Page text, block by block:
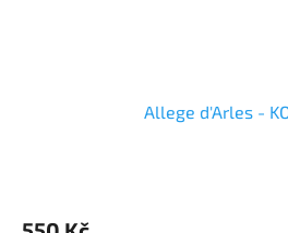
Allege d'Arles -